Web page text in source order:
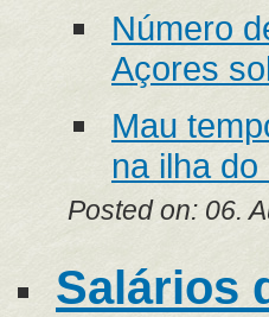
Número
Açores
Mau
na ilha
Posted on: 06.
Salários